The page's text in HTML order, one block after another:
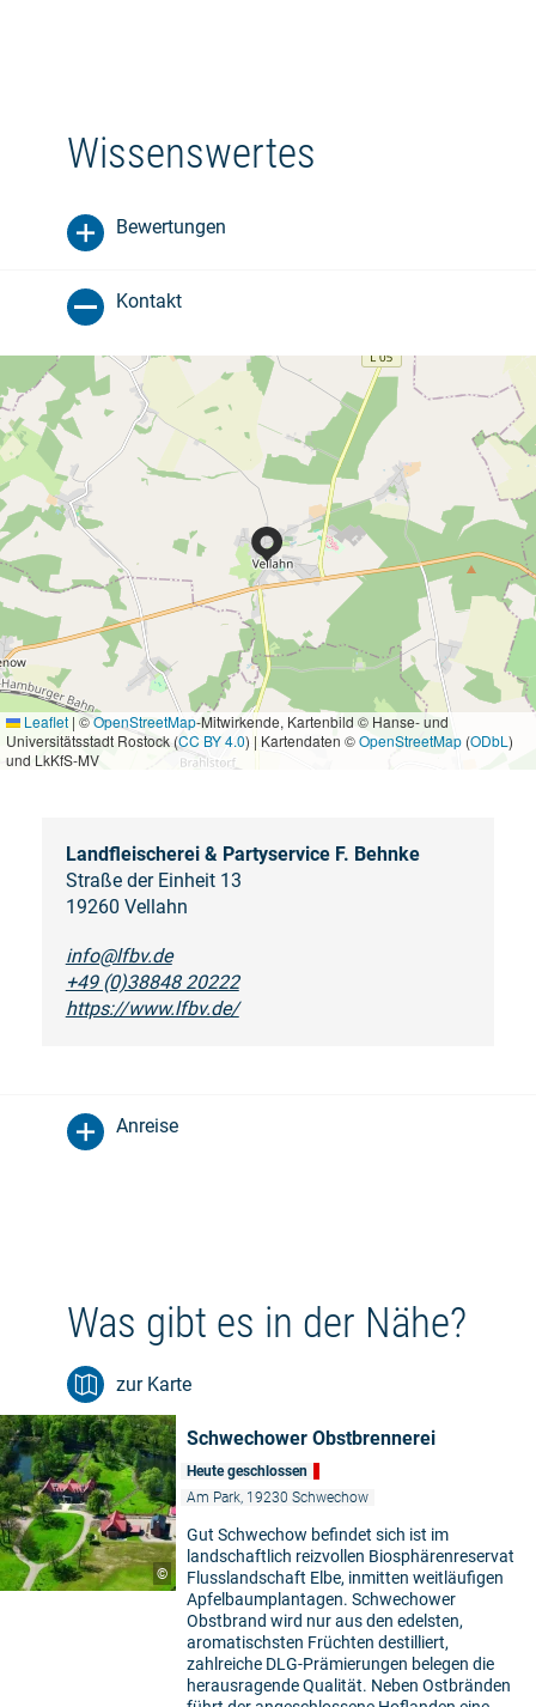
Wissenswertes
Bewertungen
Kontakt
Leaflet | ©OpenStreetMap-Mitwirkende, Kartenbild © Hanse- und
Universitätsstadt Rostock (CC BY 4.0) | Kartendaten ©OpenStreetMap (ODbL )
und LkKfS-MV
Landfleischerei & Partyservice F. Behnke
Straße der Einheit 13
19260 Vellahn
info@lfbv.de
+49 (0)38848 20222
https://www.lfbv.de/
Anreise
Was gibt es in der Nähe?
zur Karte
©
Schwechower Obstbrennerei
Heute geschlossen
Am Park, 19230 Schwechow
Gut Schwechow befindet sich ist im
landschaftlich reizvollen Biosphärenreservat
Flusslandschaft Elbe, inmitten weitläufigen
Apfelbaumplantagen. Schwechower
Obstbrand wird nur aus den edelsten,
aromatischsten Früchten destilliert,
zahlreiche DLG-Prämierungen belegen die
herausragende Qualität. Neben Ostbränden